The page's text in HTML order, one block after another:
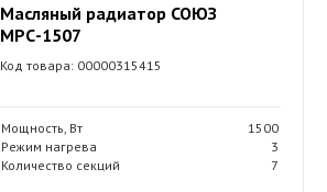
Масляный радиатор СОЮЗ
МРС-1507
Код товара: 00000315415
Мощность, Вт
1500
Режим нагрева
3
Количество секций
7